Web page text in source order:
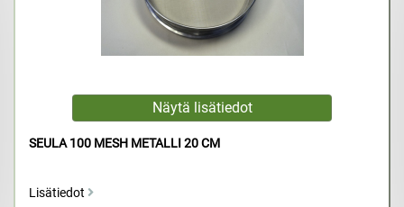
SEULA 100 MESH METALLI 20 CM
Lisätiedot